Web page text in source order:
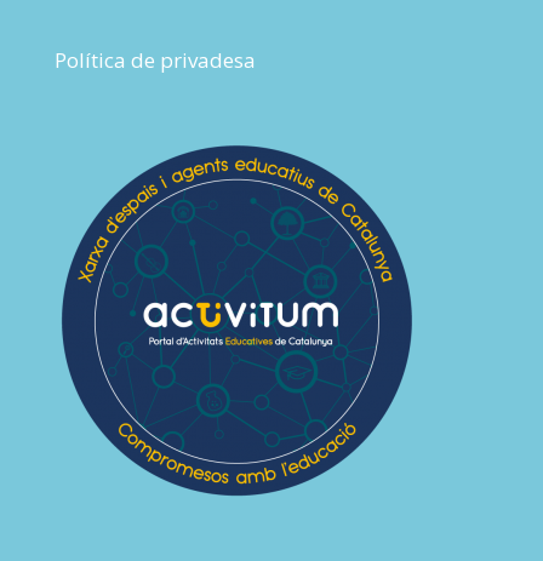
Política de privadesa